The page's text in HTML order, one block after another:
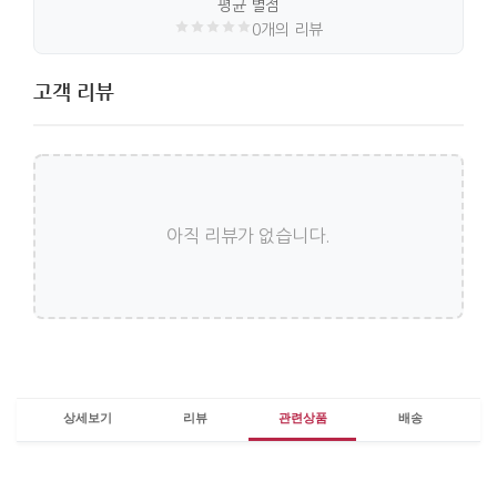
평균 별점
0개의 리뷰
고객 리뷰
아직 리뷰가 없습니다.
상세보기 리뷰 관련상품 배송